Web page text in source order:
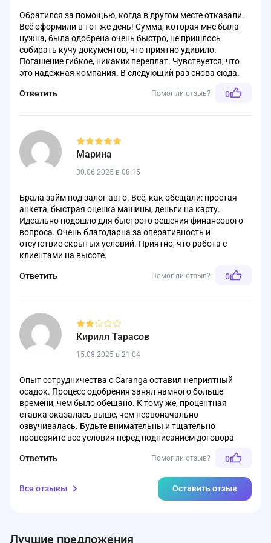
Обратился за помощью, когда в другом месте отказали.
Всё оформили в тот же день! Сумма, которая мне была
нужна, была одобрена очень быстро, не пришлось
собирать кучу документов, что приятно удивило.
Погашение гибкое, никаких переплат. Чувствуется, что
это надежная компания. В следующий раз снова сюда.
Ответить Помог ли отзыв? 0
Марина
30.06.2025 в 08:15
Брала займ под залог авто. Всё, как обещали: простая
анкета, быстрая оценка машины, деньги на карту.
Идеально подошло для быстрого решения финансового
вопроса. Очень благодарна за оперативность и
отсутствие скрытых условий. Приятно, что работа с
клиентами на высоте.
Ответить Помог ли отзыв? 0
Кирилл Тарасов
15.08.2025 в 21:04
Опыт сотрудничества с Caranga оставил неприятный
осадок. Процесс одобрения занял намного больше
времени, чем было обещано. К тому же, процентная
ставка оказалась выше, чем первоначально
озвучивалась. Будьте внимательны и тщательно
проверяйте все условия перед подписанием договора
Ответить Помог ли отзыв? 0
Все отзывы Оставить отзыв
Лучшие предложения